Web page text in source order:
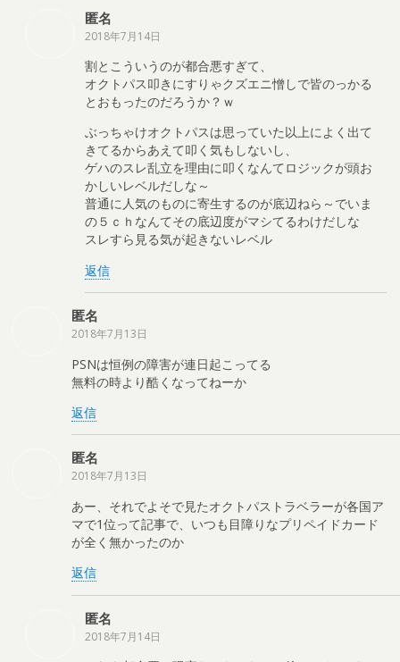
匿名
2018年7月14日
割とこういうのが都合悪すぎて、
オクトパス叩きにすりゃクズエニ憎しで皆のっかる
とおもったのだろうか？ｗ
ぶっちゃけオクトパスは思っていた以上によく出て
きてるからあえて叩く気もしないし、
ゲハのスレ乱立を理由に叩くなんてロジックが頭お
かしいレベルだしな～
普通に人気のものに寄生するのが底辺ねら～でいま
の５ｃｈなんてその底辺度がマシてるわけだしな
スレすら見る気が起きないレベル
返信
匿名
2018年7月13日
PSNは恒例の障害が連日起こってる
無料の時より酷くなってねーか
返信
匿名
2018年7月13日
あー、それでよそで見たオクトパストラベラーが各国ア
マで1位って記事で、いつも目障りなプリペイドカード
が全く無かったのか
返信
匿名
2018年7月14日